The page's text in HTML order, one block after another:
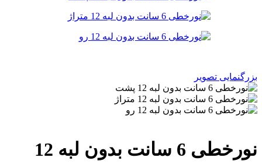
بزرگنمایی تصویر
نورخطی 6 سانت بدون لبه 12